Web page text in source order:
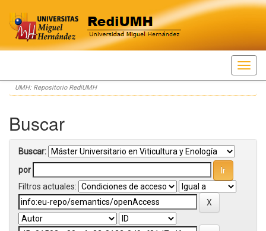
Skip
navigation
UMH: Repositorio RediUMH
Buscar
Buscar:
por
Filtros actuales: